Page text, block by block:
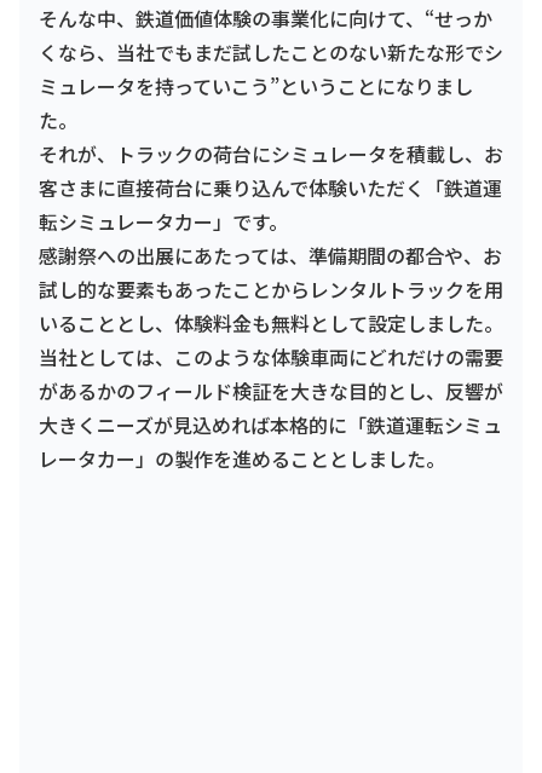
そんな中、鉄道価値体験の事業化に向けて、“せっか
くなら、当社でもまだ試したことのない新たな形でシ
ミュレータを持っていこう”ということになりまし
た。
それが、トラックの荷台にシミュレータを積載し、お
客さまに直接荷台に乗り込んで体験いただく「鉄道運
転シミュレータカー」です。
感謝祭への出展にあたっては、準備期間の都合や、お
試し的な要素もあったことからレンタルトラックを用
いることとし、体験料金も無料として設定しました。
当社としては、このような体験車両にどれだけの需要
があるかのフィールド検証を大きな目的とし、反響が
大きくニーズが見込めれば本格的に「鉄道運転シミュ
レータカー」の製作を進めることとしました。